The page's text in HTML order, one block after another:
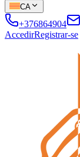
CA
+376864904
AccedirRegistrar-se